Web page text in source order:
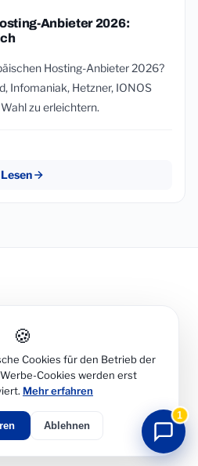
Anbieter 2026:
Hosting-Anbieter 2026?
Infomaniak, Hetzner, IONOS
zu erleichtern.
Lesen
🍪
Cookies für den Betrieb der
Cookies werden erst
Mehr erfahren
Ablehnen
1